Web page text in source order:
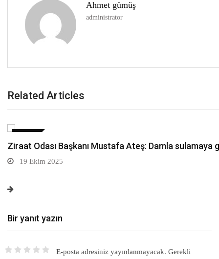
Ahmet gümüş
administrator
Related Articles
Sarıkamış’ta hanımlara yönelik Mevlid-i Nebi
19 Ekim 2025
Bir yanıt yazın
E-posta adresiniz yayınlanmayacak. Gerekli